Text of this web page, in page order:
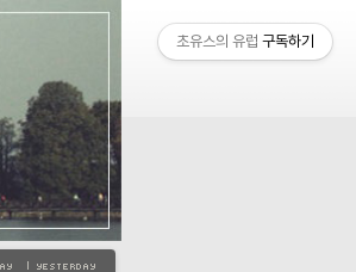
초유스의 유럽 구독하기